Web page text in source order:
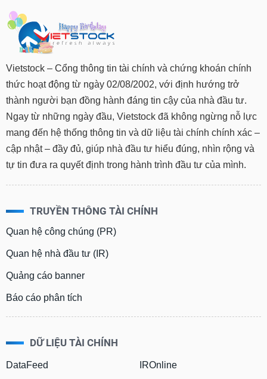
Vietstock – Cổng thông tin tài chính và chứng khoán chính
thức hoạt động từ ngày 02/08/2002, với định hướng trở
thành người bạn đồng hành đáng tin cậy của nhà đầu tư.
Ngay từ những ngày đầu, Vietstock đã không ngừng nỗ lực
mang đến hệ thống thông tin và dữ liệu tài chính chính xác –
cập nhật – đầy đủ, giúp nhà đầu tư hiểu đúng, nhìn rộng và
tự tin đưa ra quyết định trong hành trình đầu tư của mình.
TRUYỀN THÔNG TÀI CHÍNH
Quan hệ công chúng (PR)
Quan hệ nhà đầu tư (IR)
Quảng cáo banner
Báo cáo phân tích
DỮ LIỆU TÀI CHÍNH
DataFeed
IROnline